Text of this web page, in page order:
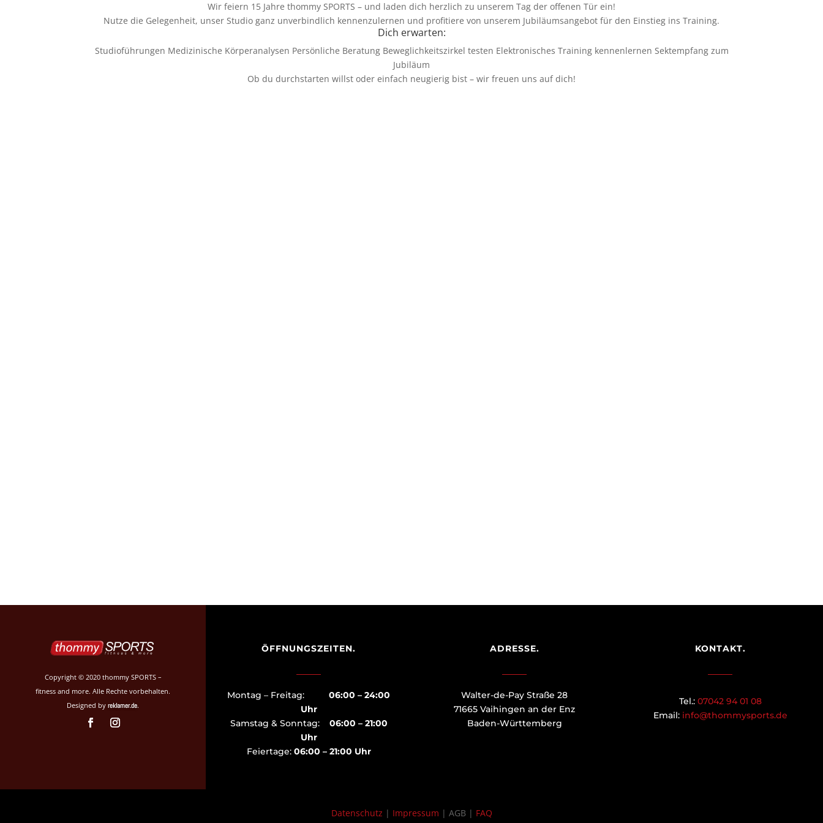
Wir feiern 15 Jahre thommy SPORTS – und laden dich herzlich zu unserem Tag der offenen Tür ein!
Nutze die Gelegenheit, unser Studio ganz unverbindlich kennenzulernen und profitiere von unserem Jubiläumsangebot für den Einstieg ins Training.
Dich erwarten:
Studioführungen Medizinische Körperanalysen Persönliche Beratung Beweglichkeitszirkel testen Elektronisches Training kennenlernen Sektempfang zum
Jubiläum
Ob du durchstarten willst oder einfach neugierig bist – wir freuen uns auf dich!
Copyright © 2020 thommy SPORTS –
fitness and more. Alle Rechte vorbehalten.
Designed by reklamer.de.
ÖFFNUNGSZEITEN.
Montag – Freitag: 06:00 – 24:00
Uhr
Samstag & Sonntag: 06:00 – 21:00
Uhr
Feiertage: 06:00 – 21:00 Uhr
ADRESSE.
Walter-de-Pay Straße 28
71665 Vaihingen an der Enz
Baden-Württemberg
KONTAKT.
Tel.: 07042 94 01 08
Email: info@thommysports.de
Datenschutz | Impressum | AGB | FAQ